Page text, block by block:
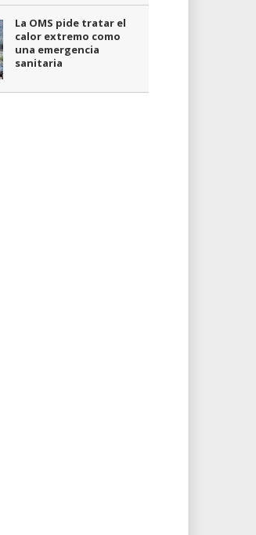
La OMS pide tratar el
calor extremo como
una emergencia
sanitaria